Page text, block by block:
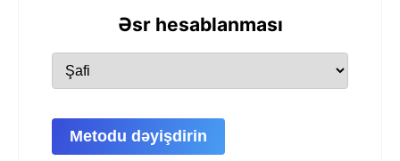
Əsr hesablanması
Metodu dəyişdirin